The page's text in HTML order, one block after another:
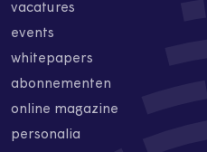
vacatures
events
whitepapers
abonnementen
online magazine
personalia